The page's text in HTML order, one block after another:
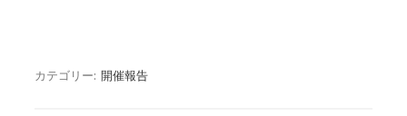
カテゴリー: 開催報告